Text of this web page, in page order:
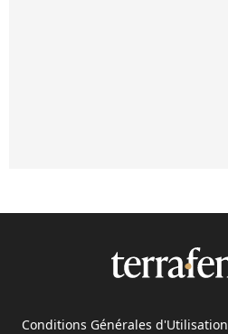
Conditions Générales d'Utilisation